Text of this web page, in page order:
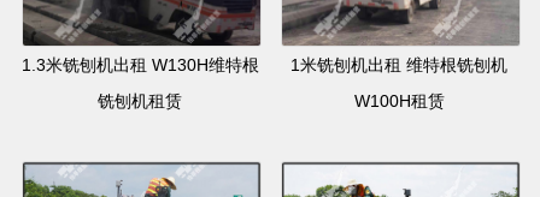
1.3米铣刨机出租 W130H维特根
铣刨机租赁
1米铣刨机出租 维特根铣刨机
W100H租赁